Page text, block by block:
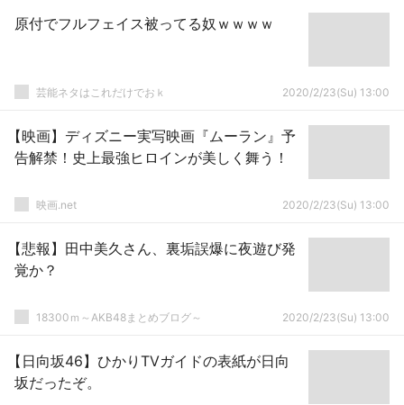
原付でフルフェイス被ってる奴ｗｗｗｗ
芸能ネタはこれだけでおｋ 2020/2/23(Su) 13:00
【映画】ディズニー実写映画『ムーラン』予
告解禁！史上最強ヒロインが美しく舞う！
映画.net 2020/2/23(Su) 13:00
【悲報】田中美久さん、裏垢誤爆に夜遊び発
覚か？
18300ｍ～AKB48まとめブログ～ 2020/2/23(Su) 13:00
【日向坂46】ひかりTVガイドの表紙が日向
坂だったぞ。